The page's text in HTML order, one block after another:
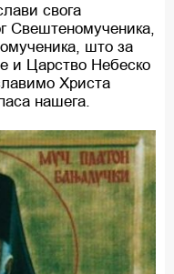
свога
Свештеномученика,
што за
и Царство Небеско
Христа
нашега.